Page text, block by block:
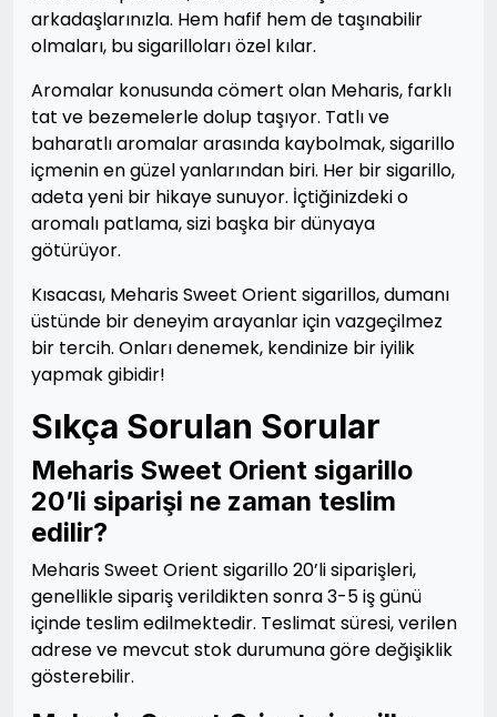
arkadaşlarınızla. Hem hafif hem de taşınabilir
olmaları, bu sigarilloları özel kılar.
Aromalar konusunda cömert olan Meharis, farklı
tat ve bezemelerle dolup taşıyor. Tatlı ve
baharatlı aromalar arasında kaybolmak, sigarillo
içmenin en güzel yanlarından biri. Her bir sigarillo,
adeta yeni bir hikaye sunuyor. İçtiğinizdeki o
aromalı patlama, sizi başka bir dünyaya
götürüyor.
Kısacası, Meharis Sweet Orient sigarillos, dumanı
üstünde bir deneyim arayanlar için vazgeçilmez
bir tercih. Onları denemek, kendinize bir iyilik
yapmak gibidir!
Sıkça Sorulan Sorular
Meharis Sweet Orient sigarillo
20’li siparişi ne zaman teslim
edilir?
Meharis Sweet Orient sigarillo 20’li siparişleri,
genellikle sipariş verildikten sonra 3-5 iş günü
içinde teslim edilmektedir. Teslimat süresi, verilen
adrese ve mevcut stok durumuna göre değişiklik
gösterebilir.